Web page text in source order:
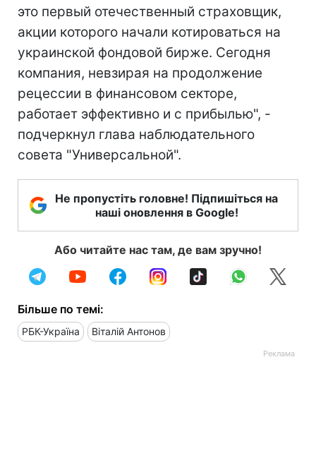
это первый отечественный страховщик,
акции которого начали котироваться на
украинской фондовой бирже. Сегодня
компания, невзирая на продолжение
рецессии в финансовом секторе,
работает эффективно и с прибылью", -
подчеркнул глава наблюдательного
совета "Универсальной".
Не пропустіть головне! Підпишіться на
наші оновлення в Google!
Або читайте нас там, де вам зручно!
Більше по темі:
РБК-Україна Віталій Антонов